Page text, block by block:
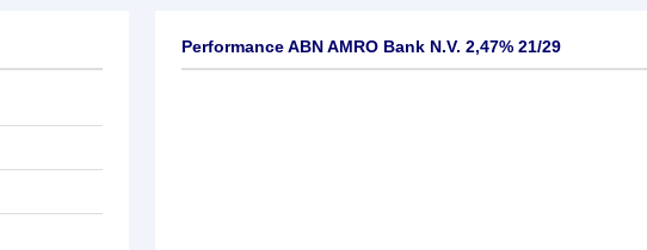
Performance ABN AMRO Bank N.V. 2,47% 21/29